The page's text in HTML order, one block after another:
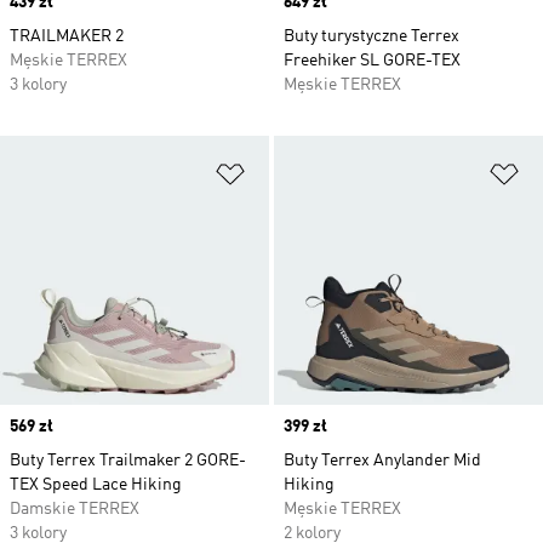
TRAILMAKER 2
Męskie TERREX
3 kolory
Buty turystyczne Terrex
Freehiker SL GORE-TEX
Męskie TERREX
Price
569 zł
Buty Terrex Trailmaker 2 GORE-
TEX Speed Lace Hiking
Damskie TERREX
3 kolory
Price
399 zł
Buty Terrex Anylander Mid
Hiking
Męskie TERREX
2 kolory